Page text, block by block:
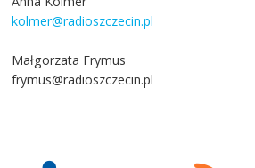
kolmer@radioszczecin.pl
Małgorzata Frymus
frymus@radioszczecin.pl